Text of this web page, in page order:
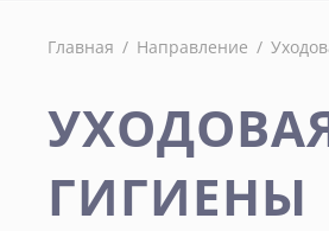
Главная / Направление /
ГИГИЕНЫ